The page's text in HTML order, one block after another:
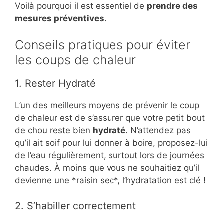
Voilà pourquoi il est essentiel de prendre des
mesures préventives.
Conseils pratiques pour éviter
les coups de chaleur
1. Rester Hydraté
L’un des meilleurs moyens de prévenir le coup
de chaleur est de s’assurer que votre petit bout
de chou reste bien hydraté. N’attendez pas
qu’il ait soif pour lui donner à boire, proposez-lui
de l’eau régulièrement, surtout lors de journées
chaudes. À moins que vous ne souhaitiez qu’il
devienne une *raisin sec*, l’hydratation est clé !
2. S’habiller correctement